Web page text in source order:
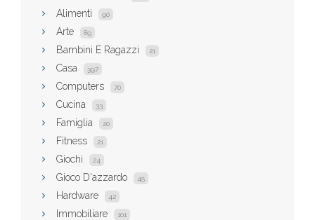
Alimenti 90
Arte 89
Bambini E Ragazzi 21
Casa 397
Computers 70
Cucina 33
Famiglia 20
Fitness 21
Giochi 24
Gioco D'azzardo 45
Hardware 42
Immobiliare 101